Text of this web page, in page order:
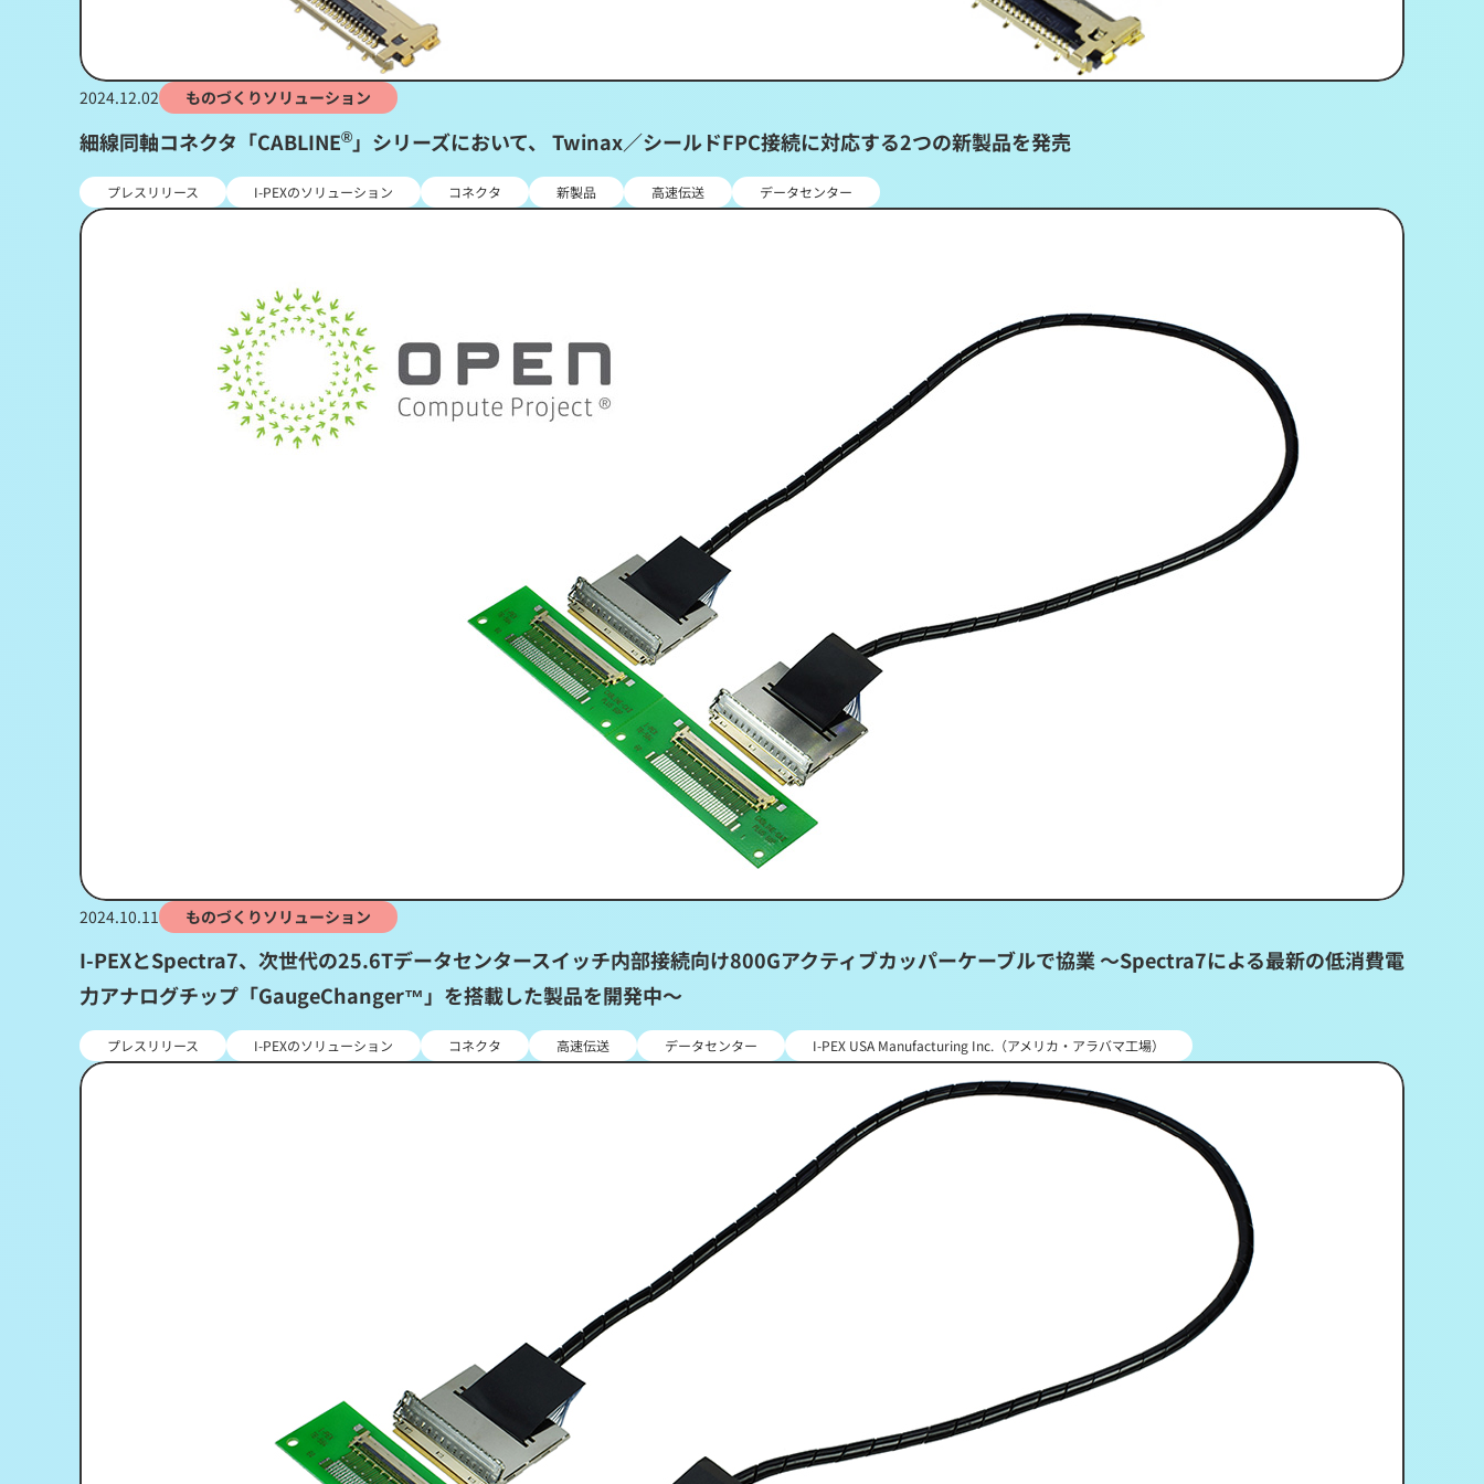
2024.12.02 ものづくりソリューション
細線同軸コネクタ「CABLINE® 」シリーズにおいて、 Twinax／シールドFPC接続に対応する2つの新製品を発売
プレスリリース I-PEXのソリューション コネクタ 新製品 高速伝送 データセンター
2024.10.11 ものづくりソリューション
I-PEXとSpectra7、次世代の25.6Tデータセンタースイッチ内部接続向け800Gアクティブカッパーケーブルで協業 ～Spectra7による最新の低消費電
力アナログチップ「GaugeChanger™」を搭載した製品を開発中～
プレスリリース I-PEXのソリューション コネクタ 高速伝送 データセンター I-PEX USA Manufacturing Inc.（アメリカ・アラバマ工場）